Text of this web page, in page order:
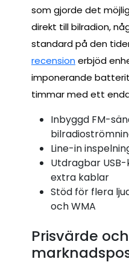
som gjorde det
direkt till bilradion,
standard på den
recension erbjöd
imponerande
timmar med ett
Inbyggd FM-
Line-in
Utdragbar
extra kablar
Stöd för flera
och WMA
Prisvärde och